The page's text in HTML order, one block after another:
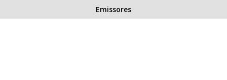
Emissores